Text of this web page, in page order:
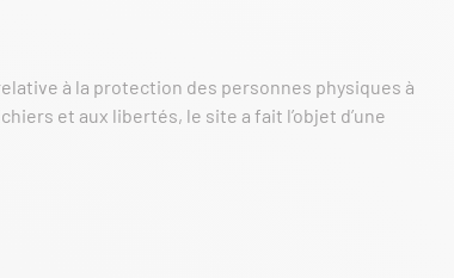
à la protection des personnes physiques à
et aux libertés, le site a fait l’objet d’une